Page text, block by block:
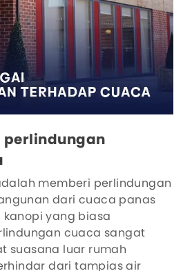
perlindungan
memberi perlindungan
dari cuaca panas
yang biasa
cuaca sangat
suasana luar rumah
dari tampias air